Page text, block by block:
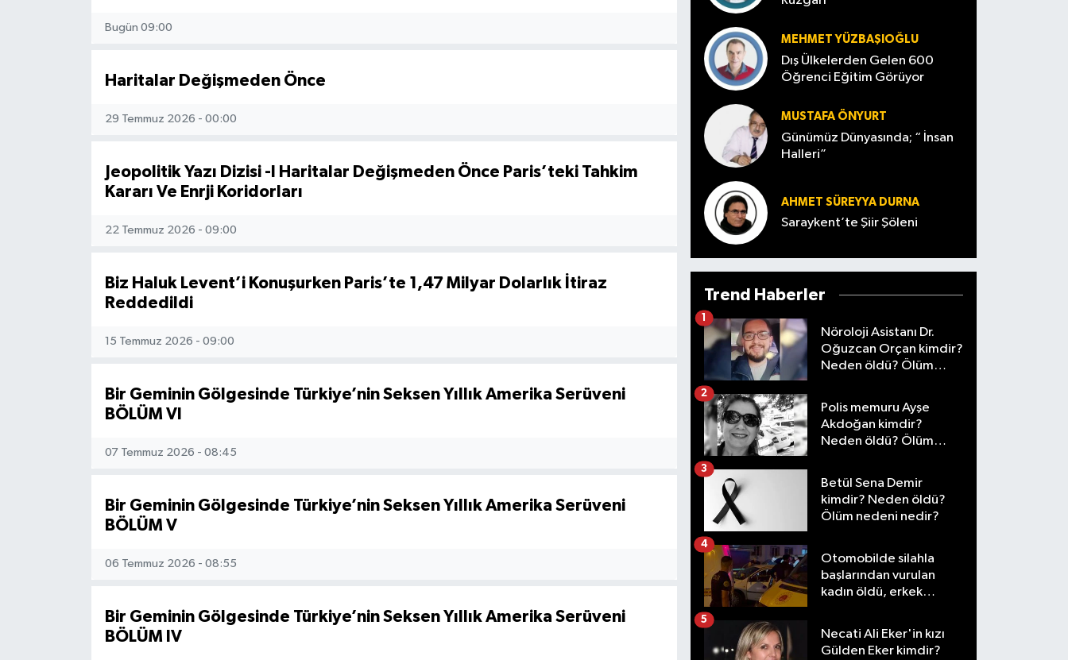
Bugün 09:00
Haritalar Değişmeden Önce
29 Temmuz 2026 - 00:00
Jeopolitik Yazı Dizisi -I Haritalar Değişmeden Önce Paris’teki Tahkim
Kararı Ve Enrji Koridorları
22 Temmuz 2026 - 09:00
Biz Haluk Levent’i Konuşurken Paris’te 1,47 Milyar Dolarlık İtiraz
Reddedildi
15 Temmuz 2026 - 09:00
Bir Geminin Gölgesinde Türkiye’nin Seksen Yıllık Amerika Serüveni
BÖLÜM VI
07 Temmuz 2026 - 08:45
Bir Geminin Gölgesinde Türkiye’nin Seksen Yıllık Amerika Serüveni
BÖLÜM V
06 Temmuz 2026 - 08:55
Bir Geminin Gölgesinde Türkiye’nin Seksen Yıllık Amerika Serüveni
BÖLÜM IV
MEHMET YÜZBAŞIOĞLU
Dış Ülkelerden Gelen 600
Öğrenci Eğitim Görüyor
MUSTAFA ÖNYURT
Günümüz Dünyasında; “ İnsan
Halleri”
AHMET SÜREYYA DURNA
Saraykent’te Şiir Şöleni
Trend Haberler
Nöroloji Asistanı Dr.
Oğuzcan Orçan kimdir?
Neden öldü? Ölüm
1
Polis memuru Ayşe
Akdoğan kimdir?
Neden öldü? Ölüm
2
Betül Sena Demir
kimdir? Neden öldü?
Ölüm nedeni nedir?
3
Otomobilde silahla
başlarından vurulan
kadın öldü, erkek
4
Necati Ali Eker'in kızı
Gülden Eker kimdir?
5
Haberde İnsan
Manşetler
Resmi İlan